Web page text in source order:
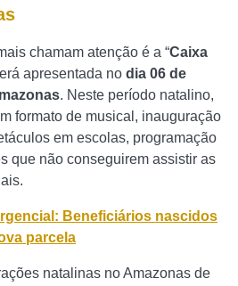
chamam atenção é a “Caixa
apresentada no dia 06 de
. Neste período natalino,
formato de musical, inauguração
em escolas, programação
que não conseguirem assistir as
Beneficiários nascidos
parcela
natalinas no Amazonas de